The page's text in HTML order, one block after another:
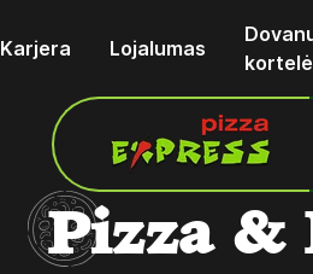
Karjera Lojalumas
kortelė
Pizza &